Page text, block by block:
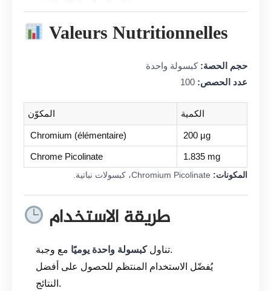
Valeurs Nutritionnelles
حجم الحصة: كبسولة واحدة
عدد الحصص:
المكوّن الكمية
Chromium (élémentaire) 200 µg
Chrome Picolinate 1.835 mg
المكونات:
طريقة الاستخدام
تناولكبسولة واحدة يوميًا
مع وجبة.
يُفضّل الاستخدام المنتظم للحصول على أفضل
النتائج.